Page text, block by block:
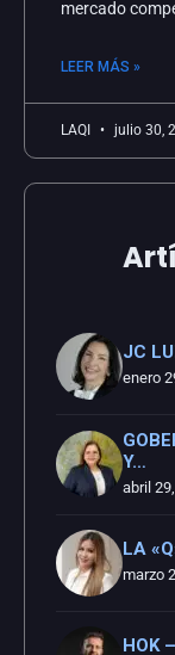
mercado
LEER MÁS »
LAQI julio 30,
JC
enero
Y…
abril
LA
marzo
HOK